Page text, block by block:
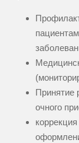
Принятие
очного